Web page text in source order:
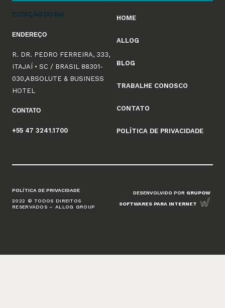
COTAÇÃO DO DIA
ENDEREÇO
R. DR. PEDRO FERREIRA, 333,
ITAJAÍ • SC / BRASIL 88301-
030,ABSOLUTE & BUSINESS
HOTEL
CONTATO
+55 47 3241.1700
HOME
ALLOG
BLOG
TRABALHE CONOSCO
CONTATO
POLÍTICA DE PRIVACIDADE
POLÍTICA DE PRIVACIDADE
2022 © TODOS DIREITOS
RESERVADOS – ALLOG GROUP
DESENVOLVIDO POR GRUPOW
SOFTWARES PARA INTERNET